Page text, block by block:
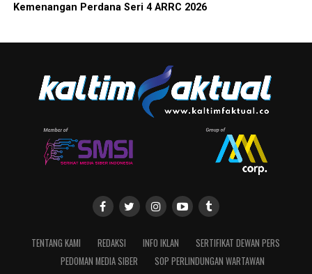
Kemenangan Perdana Seri 4 ARRC 2026
TENTANG KAMI REDAKSI INFO IKLAN
SERTIFIKAT DEWAN PERS
PEDOMAN MEDIA SIBER
SOP PERLINDUNGAN WARTAWAN